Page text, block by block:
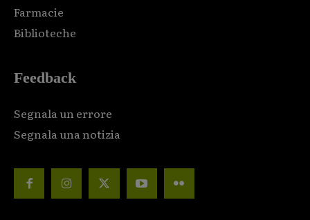
Farmacie
Biblioteche
Feedback
Segnala un errore
Segnala una notizia